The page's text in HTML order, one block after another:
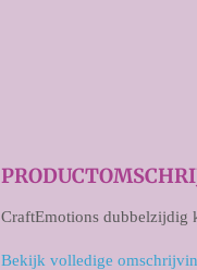
CraftEmotions dubbelzijdig
Bekijk volledige